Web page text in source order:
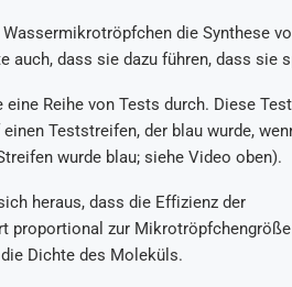
die Synthese
auch, dass sie dazu führen, dass sie
Reihe von Tests durch. Diese
Teststreifen, der blau wurde,
wurde blau; siehe Video oben).
heraus, dass die Effizienz der
proportional zur
Dichte des Moleküls.